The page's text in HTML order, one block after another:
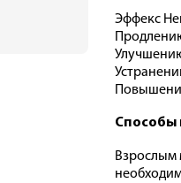
Эффекс
Способы
Взрослым